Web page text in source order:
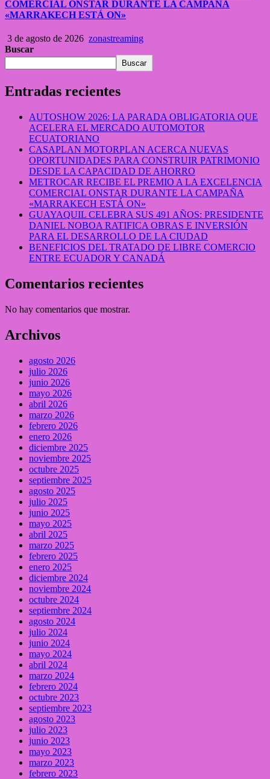
COMERCIAL ONSTAR DURANTE LA CAMPAÑA
«MARRAKECH ESTÁ ON»
3 de agosto de 2026 zonastreaming
Buscar
Buscar
Entradas recientes
AUTOSHOW 2026: LA PARADA OBLIGATORIA QUE
ACELERA EL MERCADO AUTOMOTOR
ECUATORIANO
CASAPLAN MOTORPLAN ACERCA NUEVAS
OPORTUNIDADES PARA CONSTRUIR PATRIMONIO
DESDE LA CAPACIDAD DE AHORRO
METROCAR RECIBE EL PREMIO A LA EXCELENCIA
COMERCIAL ONSTAR DURANTE LA CAMPAÑA
«MARRAKECH ESTÁ ON»
GUAYAQUIL CELEBRA SUS 491 AÑOS: PRESIDENTE
DANIEL NOBOA RATIFICA OBRAS E INVERSIÓN
PARA EL DESARROLLO DE LA CIUDAD
BENEFICIOS DEL TRATADO DE LIBRE COMERCIO
ENTRE ECUADOR Y CANADÁ
Comentarios recientes
No hay comentarios que mostrar.
Archivos
agosto 2026
julio 2026
junio 2026
mayo 2026
abril 2026
marzo 2026
febrero 2026
enero 2026
diciembre 2025
noviembre 2025
octubre 2025
septiembre 2025
agosto 2025
julio 2025
junio 2025
mayo 2025
abril 2025
marzo 2025
febrero 2025
enero 2025
diciembre 2024
noviembre 2024
octubre 2024
septiembre 2024
agosto 2024
julio 2024
junio 2024
mayo 2024
abril 2024
marzo 2024
febrero 2024
octubre 2023
septiembre 2023
agosto 2023
julio 2023
junio 2023
mayo 2023
marzo 2023
febrero 2023